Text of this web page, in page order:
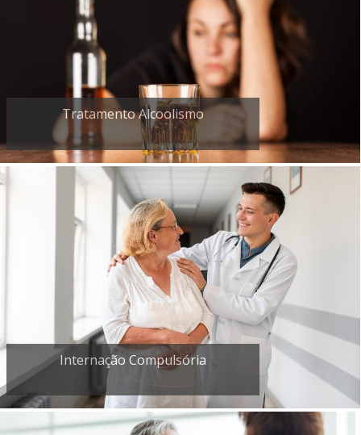
Tratamento Alcoolismo
Internação Compulsória